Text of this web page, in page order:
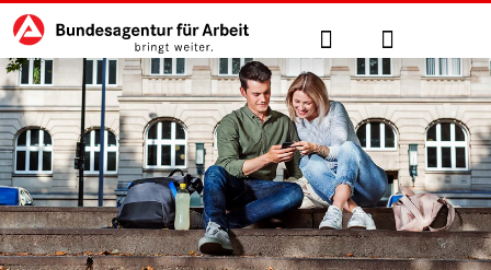
zu den Hauptinhalten springen
Hauptnavigation Suche Anmelden